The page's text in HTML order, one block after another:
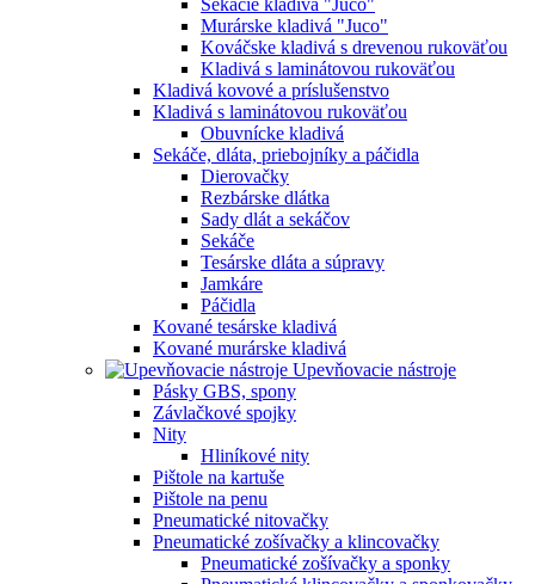
Murárske kladivá "Juco"
Kováčske kladivá s drevenou rukoväťou
Kladivá s laminátovou rukoväťou
Kladivá kovové a príslušenstvo
Kladivá s laminátovou rukoväťou
Obuvnícke kladivá
Sekáče, dláta, priebojníky a páčidla
Dierovačky
Rezbárske dlátka
Sady dlát a sekáčov
Sekáče
Tesárske dláta a súpravy
Jamkáre
Páčidla
Kované tesárske kladivá
Kované murárske kladivá
Upevňovacie nástroje
Pásky GBS, spony
Závlačkové spojky
Nity
Hliníkové nity
Pištole na kartuše
Pištole na penu
Pneumatické nitovačky
Pneumatické zošívačky a klincovačky
Pneumatické zošívačky a sponky